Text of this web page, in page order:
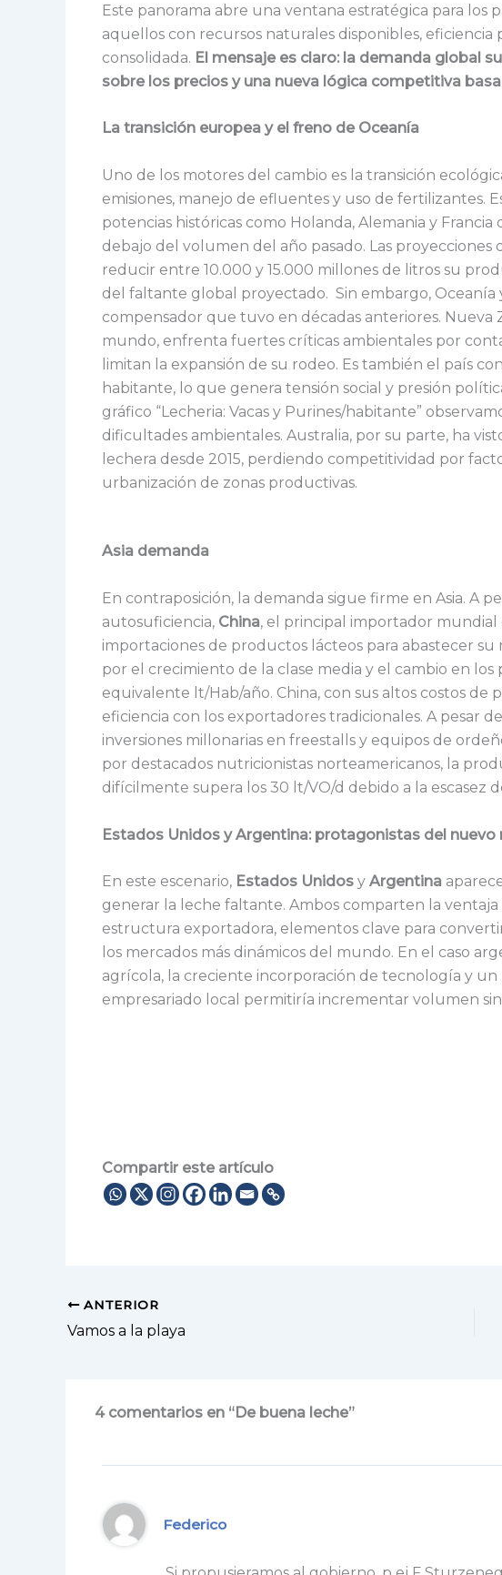
Este panorama abre una ventana estratégica para los
aquellos con recursos naturales disponibles,
consolidada. El mensaje es claro: la demanda global
sobre los precios y una nueva lógica competitiva
La transición europea y el freno de Oceanía
Uno de los motores del cambio es la transición
emisiones, manejo de efluentes y uso de fertilizantes.
potencias históricas como Holanda, Alemania y
debajo del volumen del año pasado. Las proyecciones
reducir entre 10.000 y 15.000 millones de litros su
del faltante global proyectado. Sin embargo,
compensador que tuvo en décadas anteriores. Nueva
mundo, enfrenta fuertes críticas ambientales por
limitan la expansión de su rodeo. Es también el país
habitante, lo que genera tensión social y presión
gráfico “Lecheria: Vacas y Purines/habitante”
dificultades ambientales. Australia, por su parte, ha
lechera desde 2015, perdiendo competitividad por
urbanización de zonas productivas.
Asia demanda
En contraposición, la demanda sigue firme en Asia. A
autosuficiencia, China, el principal importador mundial
importaciones de productos lácteos para abastecer
por el crecimiento de la clase media y el cambio en los
equivalente lt/Hab/año. China, con sus altos costos
eficiencia con los exportadores tradicionales. A pesar
inversiones millonarias en freestalls y equipos de
por destacados nutricionistas norteamericanos, la
difícilmente supera los 30 lt/VO/d debido a la escasez
Estados Unidos y Argentina: protagonistas del
En este escenario, Estados Unidos y Argentina
generar la leche faltante. Ambos comparten la
estructura exportadora, elementos clave para
los mercados más dinámicos del mundo. En el caso
agrícola, la creciente incorporación de tecnología y
empresariado local permitiría incrementar volumen
Compartir este artículo
ANTERIOR
Vamos a la playa
4 comentarios en “De buena leche”
Federico